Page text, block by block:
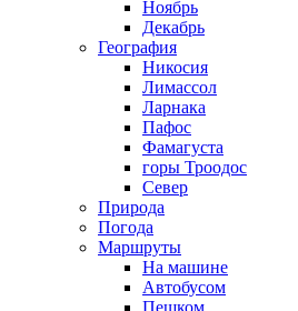
Ноябрь
Декабрь
География
Никосия
Лимассол
Ларнака
Пафос
Фамагуста
горы Троодос
Север
Природа
Погода
Маршруты
На машине
Автобусом
Пешком